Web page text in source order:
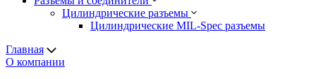
Цилиндрические разъемы
Цилиндрические MIL-Spec разъемы
Главная
О компании